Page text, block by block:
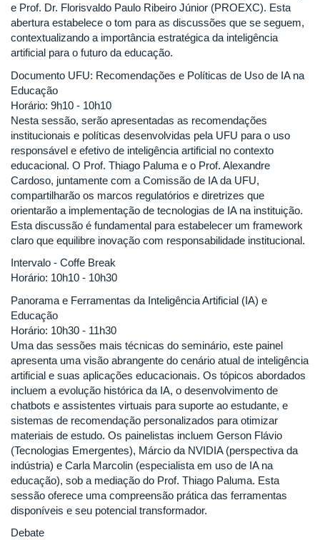
e Prof. Dr. Florisvaldo Paulo Ribeiro Júnior (PROEXC). Esta
abertura estabelece o tom para as discussões que se seguem,
contextualizando a importância estratégica da inteligência
artificial para o futuro da educação.
Documento UFU: Recomendações e Políticas de Uso de IA na
Educação
Horário: 9h10 - 10h10
Nesta sessão, serão apresentadas as recomendações
institucionais e políticas desenvolvidas pela UFU para o uso
responsável e efetivo de inteligência artificial no contexto
educacional. O Prof. Thiago Paluma e o Prof. Alexandre
Cardoso, juntamente com a Comissão de IA da UFU,
compartilharão os marcos regulatórios e diretrizes que
orientarão a implementação de tecnologias de IA na instituição.
Esta discussão é fundamental para estabelecer um framework
claro que equilibre inovação com responsabilidade institucional.
Intervalo - Coffe Break
Horário: 10h10 - 10h30
Panorama e Ferramentas da Inteligência Artificial (IA) e
Educação
Horário: 10h30 - 11h30
Uma das sessões mais técnicas do seminário, este painel
apresenta uma visão abrangente do cenário atual de inteligência
artificial e suas aplicações educacionais. Os tópicos abordados
incluem a evolução histórica da IA, o desenvolvimento de
chatbots e assistentes virtuais para suporte ao estudante, e
sistemas de recomendação personalizados para otimizar
materiais de estudo. Os painelistas incluem Gerson Flávio
(Tecnologias Emergentes), Márcio da NVIDIA (perspectiva da
indústria) e Carla Marcolin (especialista em uso de IA na
educação), sob a mediação do Prof. Thiago Paluma. Esta
sessão oferece uma compreensão prática das ferramentas
disponíveis e seu potencial transformador.
Debate